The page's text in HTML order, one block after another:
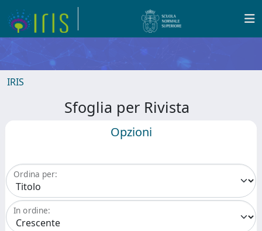
IRIS
Sfoglia per Rivista
Opzioni
Ordina per:
In ordine: